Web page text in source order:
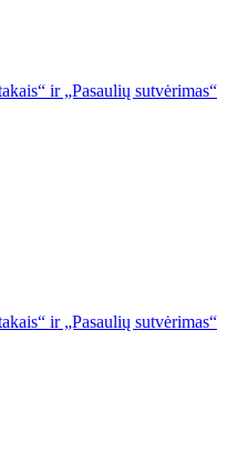
ir „Pasaulių sutvėrimas“
ir „Pasaulių sutvėrimas“